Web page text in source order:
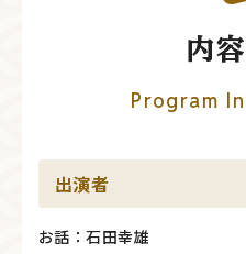
内
Program
出演者
お話：石田幸雄